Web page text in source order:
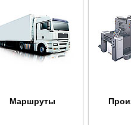
Маршруты